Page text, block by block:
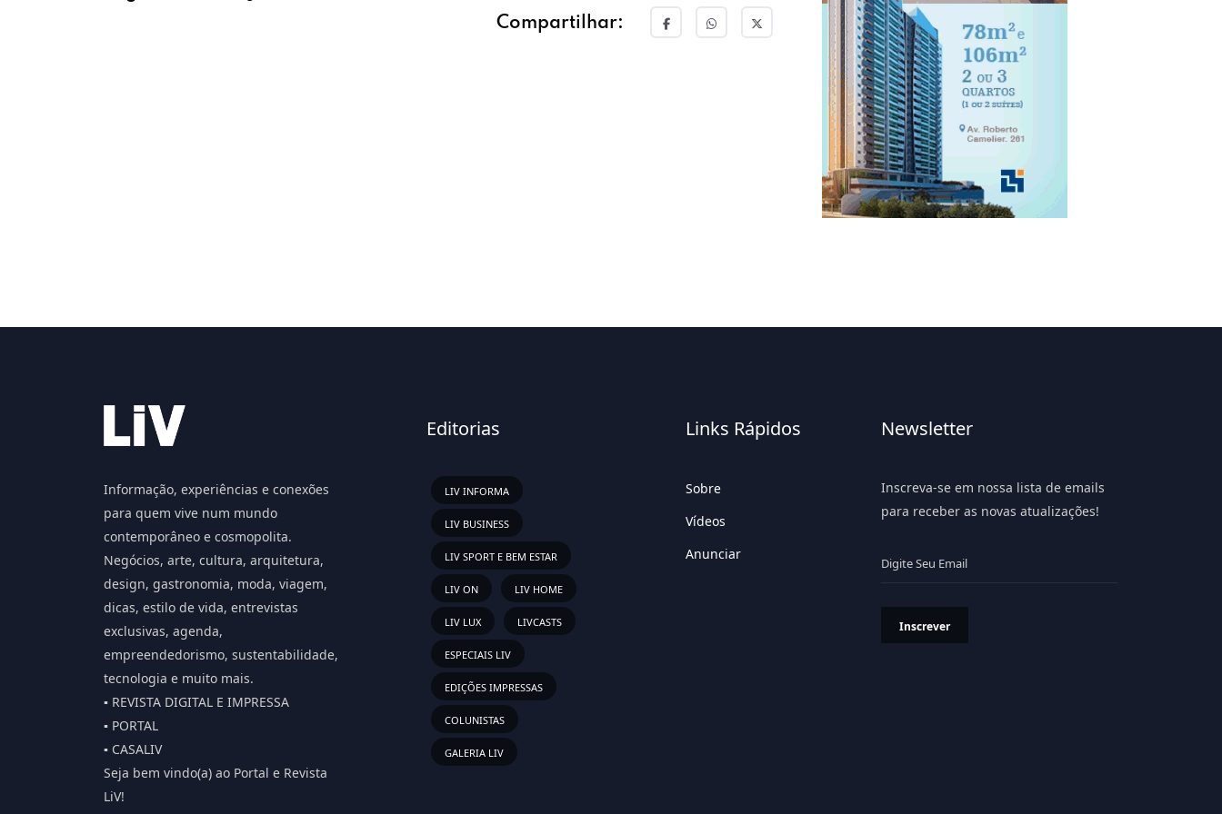
Compartilhar:
Informação, experiências e conexões
para quem vive num mundo
contemporâneo e cosmopolita.
Negócios, arte, cultura, arquitetura,
design, gastronomia, moda, viagem,
dicas, estilo de vida, entrevistas
exclusivas, agenda,
empreendedorismo, sustentabilidade,
tecnologia e muito mais.
▪️ REVISTA DIGITAL E IMPRESSA
▪️ PORTAL
▪️ CASALIV
Seja bem vindo(a) ao Portal e Revista
LiV!
Editorias
LIV INFORMA
LIV BUSINESS
LIV SPORT E BEM ESTAR
LIV ON LIV HOME
LIV LUX LIVCASTS
ESPECIAIS LIV
EDIÇÕES IMPRESSAS
COLUNISTAS
GALERIA LIV
Links Rápidos
Sobre
Vídeos
Anunciar
Newsletter
Inscreva-se em nossa lista de emails
para receber as novas atualizações!
Inscrever